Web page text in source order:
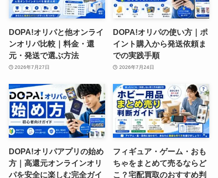
DOPA!オリパと他オンライ
ンオリパ比較｜料金・還
元・発送で選ぶ方法
2026年7月27日
DOPA!オリパの使い方｜ポ
イント購入から発送依頼ま
での実践手順
2026年7月24日
DOPA!オリパアプリの始め
方｜高還元オンラインオリ
パを安全に楽しむ完全ガイ
フィギュア・ゲーム・おも
ちゃをまとめて売るならど
こ？宅配買取のおすすめ判